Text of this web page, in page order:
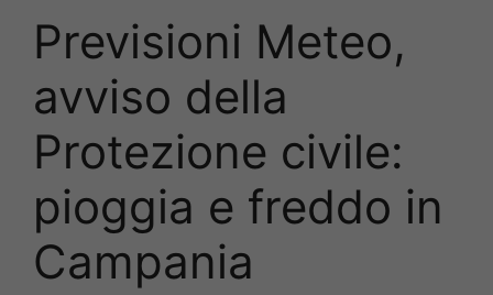
Previsioni Meteo,
avviso della
Protezione civile:
pioggia e freddo in
Campania